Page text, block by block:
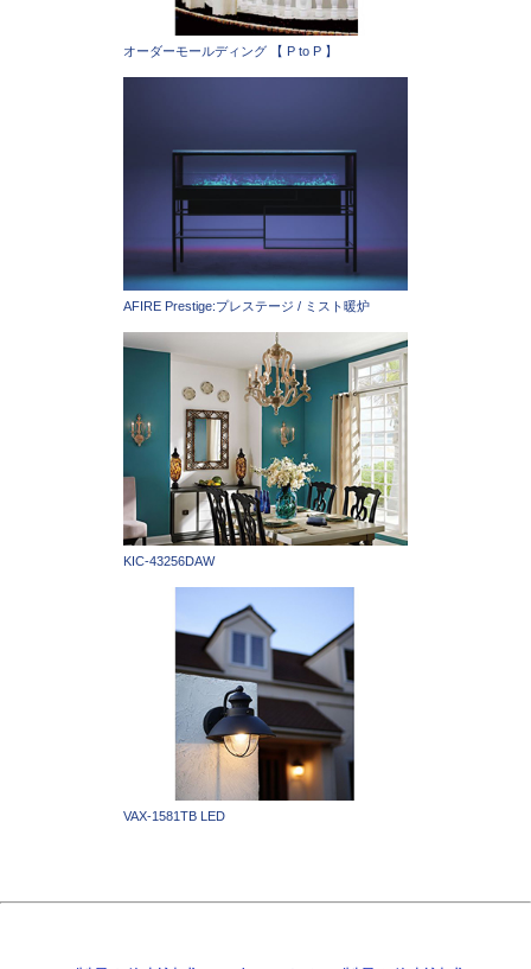
オーダーモールディング 【 P to P 】
AFIRE Prestige:プレステージ / ミスト暖炉
KIC-43256DAW
VAX-1581TB LED